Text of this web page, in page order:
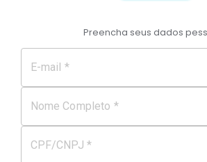
Preencha seus dados
E-mail *
Nome Completo *
CPF/CNPJ *